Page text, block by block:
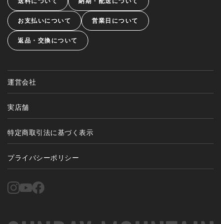
お支払いについて 営業日について
返品・交換について
運営会社
実店舗
特定商取引法に基づく表示
プライバシーポリシー